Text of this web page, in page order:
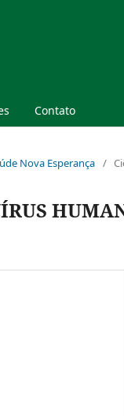
Contato
Nova Esperança /